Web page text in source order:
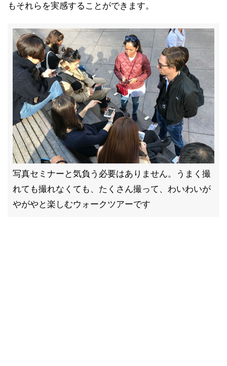
もそれらを実感することができます。
写真セミナーと気負う必要はありません。うまく撮
れても撮れなくても、たくさん撮って、わいわいが
やがやと楽しむウォークツアーです